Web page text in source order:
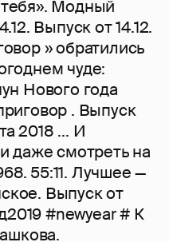
Модный
Выпуск от 14.12.
» обратились
чуде:
Нового года
. Выпуск
2018 ... И
даже смотреть на
55:11. Лучшее —
Выпуск от
#newyear # К